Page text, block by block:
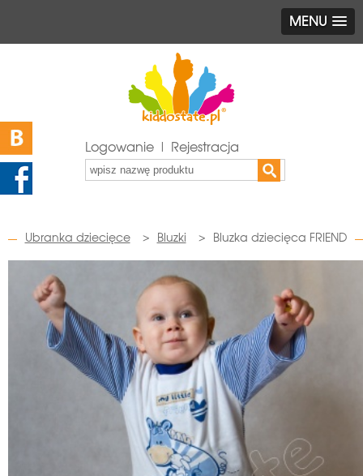
MENU
Logowanie | Rejestracja
Ubranka dziecięce > Bluzki > Bluzka dziecięca FRIEND